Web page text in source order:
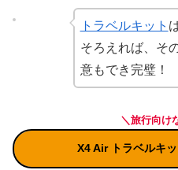
トラベルキット
そろえれば、そ
意もでき完璧！
＼旅行向け
X4 Air トラベルキ